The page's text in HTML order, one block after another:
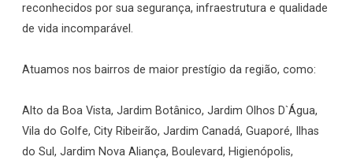
reconhecidos por sua segurança, infraestrutura e qualidade
de vida incomparável.
Atuamos nos bairros de maior prestígio da região, como:
Alto da Boa Vista, Jardim Botânico, Jardim Olhos D`Água,
Vila do Golfe, City Ribeirão, Jardim Canadá, Guaporé, Ilhas
do Sul, Jardim Nova Aliança, Boulevard, Higienópolis,